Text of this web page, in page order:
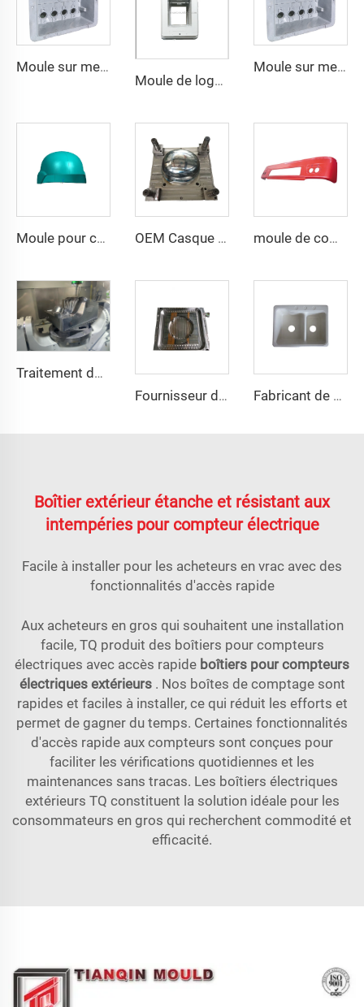
Moule sur mesure pour boîtier de distribution électrique en plastique Moule pour boîtier de compteur électrique extérieur
Moule de logement inférieur par compression SMC
Moule sur mesure pour boîtier de distribution électrique en plastique Moule pour boîtier de compteur électrique extérieur
Moule pour casque Taizhou Huangyan fabricant de moules outil de sécurité Mich Fast casque OEM Casque de Sécurité Durable Produits de Compression Plastique du Fabricant de Moules Plastiques Chine Taizhou moule de compression en plastique SMC professionnel pour pare-chocs automobile
Traitement de moules
Fournisseur de moules de couvercle de puits en FRP par compression
Fabricant de moules pour évier en SMC, fournisseur de moules en fibres de verre
Boîtier extérieur étanche et résistant aux
intempéries pour compteur électrique
Facile à installer pour les acheteurs en vrac avec des
fonctionnalités d'accès rapide
Aux acheteurs en gros qui souhaitent une installation
facile, TQ produit des boîtiers pour compteurs
électriques avec accès rapide boîtiers pour compteurs
électriques extérieurs . Nos boîtes de comptage sont
rapides et faciles à installer, ce qui réduit les efforts et
permet de gagner du temps. Certaines fonctionnalités
d'accès rapide aux compteurs sont conçues pour
faciliter les vérifications quotidiennes et les
maintenances sans tracas. Les boîtiers électriques
extérieurs TQ constituent la solution idéale pour les
consommateurs en gros qui recherchent commodité et
efficacité.